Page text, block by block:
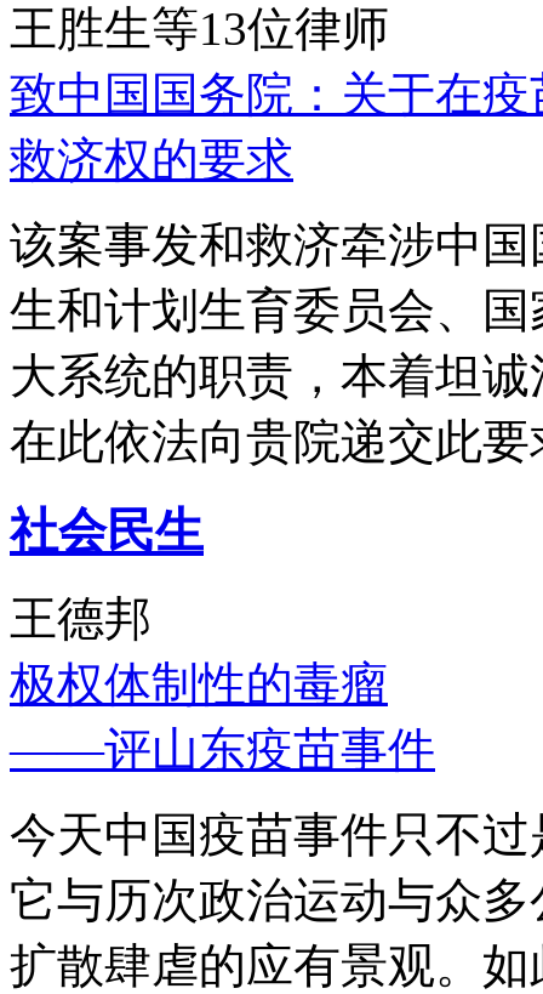
王胜生等13位律师
致中国国务院：关于在
救济权的要求
该案事发和救济牵涉中
生和计划生育委员会、
大系统的职责，本着坦
在此依法向贵院递交此要
社会民生
王德邦
极权体制性的毒瘤
——评山东疫苗事件
今天中国疫苗事件只不
它与历次政治运动与众
扩散肆虐的应有景观。